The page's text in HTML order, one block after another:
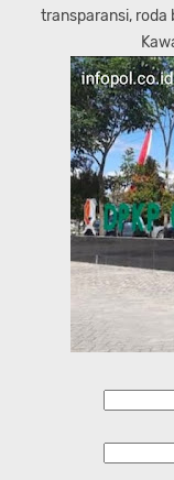
transparansi, roda